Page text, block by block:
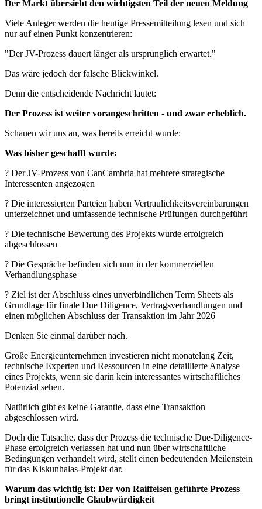
Der Markt übersieht den wichtigsten Teil der neuen Meldung
Viele Anleger werden die heutige Pressemitteilung lesen und sich
nur auf einen Punkt konzentrieren:
"Der JV-Prozess dauert länger als ursprünglich erwartet."
Das wäre jedoch der falsche Blickwinkel.
Denn die entscheidende Nachricht lautet:
Der Prozess ist weiter vorangeschritten - und zwar erheblich.
Schauen wir uns an, was bereits erreicht wurde:
Was bisher geschafft wurde:
? Der JV-Prozess von CanCambria hat mehrere strategische
Interessenten angezogen
? Die interessierten Parteien haben Vertraulichkeitsvereinbarungen
unterzeichnet und umfassende technische Prüfungen durchgeführt
? Die technische Bewertung des Projekts wurde erfolgreich
abgeschlossen
? Die Gespräche befinden sich nun in der kommerziellen
Verhandlungsphase
? Ziel ist der Abschluss eines unverbindlichen Term Sheets als
Grundlage für finale Due Diligence, Vertragsverhandlungen und
einen möglichen Abschluss der Transaktion im Jahr 2026
Denken Sie einmal darüber nach.
Große Energieunternehmen investieren nicht monatelang Zeit,
technische Experten und Ressourcen in eine detaillierte Analyse
eines Projekts, wenn sie darin kein interessantes wirtschaftliches
Potenzial sehen.
Natürlich gibt es keine Garantie, dass eine Transaktion
abgeschlossen wird.
Doch die Tatsache, dass der Prozess die technische Due-Diligence-
Phase erfolgreich verlassen hat und nun über wirtschaftliche
Bedingungen verhandelt wird, stellt einen bedeutenden Meilenstein
für das Kiskunhalas-Projekt dar.
Warum das wichtig ist: Der von Raiffeisen geführte Prozess
bringt institutionelle Glaubwürdigkeit